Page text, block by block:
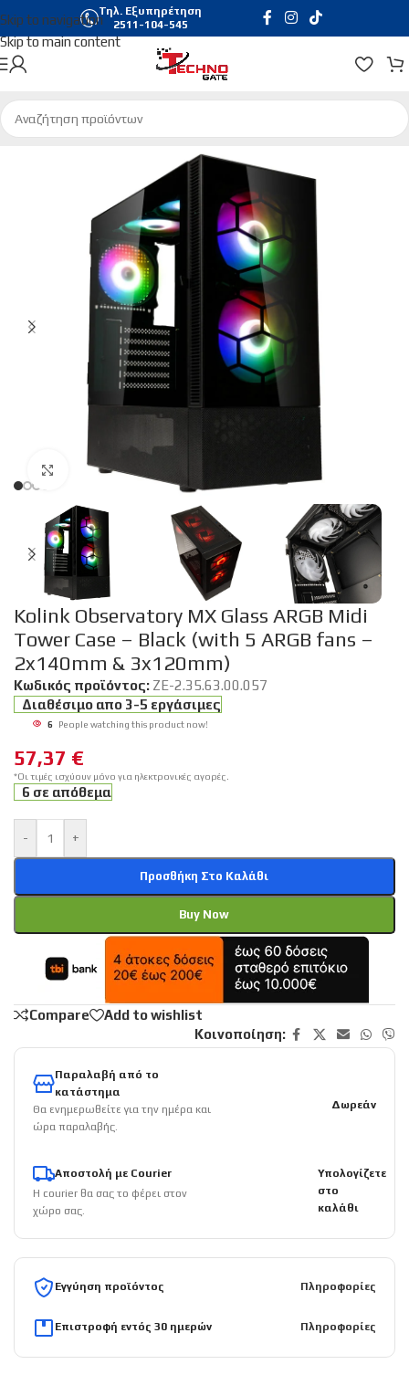
Skip to navigation
Skip to main content
Τηλ. Εξυπηρέτηση
2511-104-545
Αρχική σελίδα/Hardware & Software/Pc Cases
Click to enlarge
Kolink Observatory MX Glass ARGB Midi
Tower Case – Black (with 5 ARGB fans –
2x140mm & 3x120mm)
Κωδικός προϊόντος: ZE-2.35.63.00.057
Διαθέσιμο απο 3-5 εργάσιμες
6 People watching this product now!
57,37 €
*Οι τιμές ισχύουν μόνο για ηλεκτρονικές αγορές.
6 σε απόθεμα
- +
Προσθήκη Στο Καλάθι
Buy Now
Compare
Add to wishlist
Κοινοποίηση:
Παραλαβή από το
κατάστημα
Θα ενημερωθείτε για την ημέρα και
ώρα παραλαβής.
Δωρεάν
Αποστολή με Courier
Η courier θα σας το φέρει στον
χώρο σας.
Υπολογίζετε
στο
καλάθι
Εγγύηση προϊόντος Πληροφορίες
Επιστροφή εντός 30 ημερών Πληροφορίες